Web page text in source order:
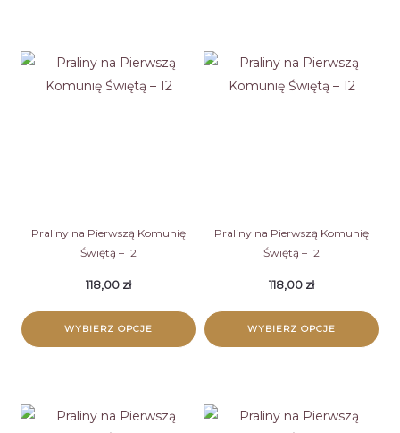
Praliny na Pierwszą Komunię
Świętą – 12
118,00 zł
WYBIERZ OPCJE
Praliny na Pierwszą Komunię
Świętą – 12
118,00 zł
WYBIERZ OPCJE